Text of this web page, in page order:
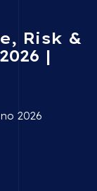
Risk &
|
2026